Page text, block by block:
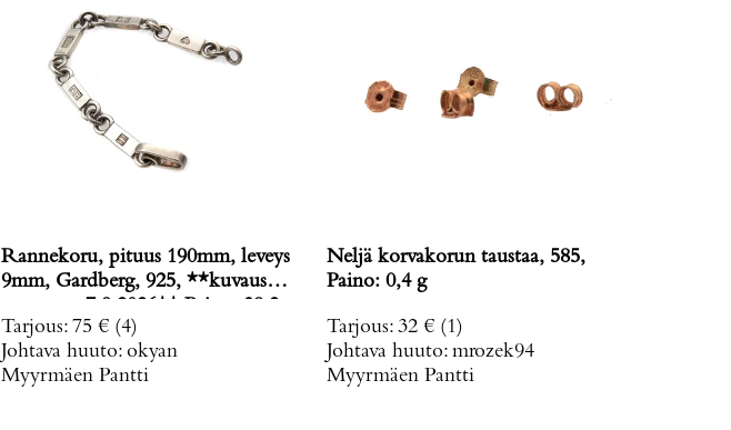
Rannekoru, pituus 190mm, leveys
9mm, Gardberg, 925, **kuvausta
g
Tarjous: 75 € (4)
Johtava huuto: okyan
Myyrmäen Pantti
Neljä korvakorun taustaa, 585,
Paino: 0,4 g
Tarjous: 32 € (1)
Johtava huuto: mrozek94
Myyrmäen Pantti